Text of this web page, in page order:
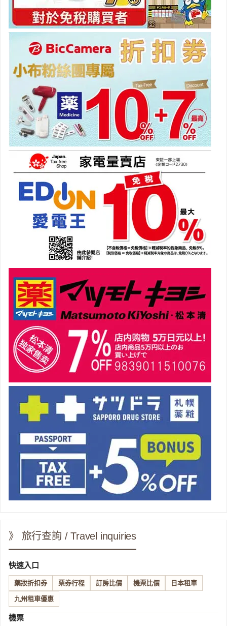
》 旅行查詢 / Travel inquiries
快速入口
藥妝折扣券 票券行程 訂房比價 機票比價 日本租車
九州租車優惠
機票